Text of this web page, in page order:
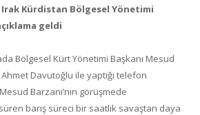
Kürdistan Bölgesel Yönetimi
geldi
Bölgesel Kürt Yönetimi Başkanı Mesud
Davutoğlu ile yaptığı telefon
Barzani’nin görüşmede
süren barış süreci bir saatlik savaştan daya